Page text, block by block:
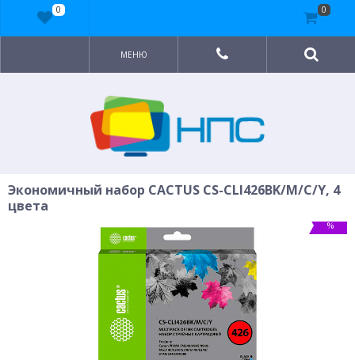
МЕНЮ
Экономичный набор CACTUS CS-CLI426BK/M/C/Y, 4
цвета
%
0 0